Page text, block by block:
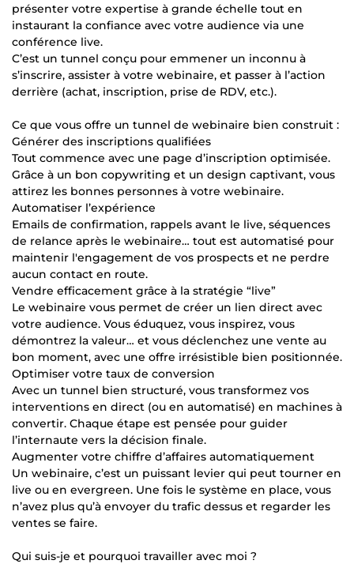
présenter votre expertise à grande échelle tout en
instaurant la confiance avec votre audience via une
conférence live.
C’est un tunnel conçu pour emmener un inconnu à
s’inscrire, assister à votre webinaire, et passer à l’action
derrière (achat, inscription, prise de RDV, etc.).
Ce que vous offre un tunnel de webinaire bien construit :
Générer des inscriptions qualifiées
Tout commence avec une page d’inscription optimisée.
Grâce à un bon copywriting et un design captivant, vous
attirez les bonnes personnes à votre webinaire.
Automatiser l’expérience
Emails de confirmation, rappels avant le live, séquences
de relance après le webinaire… tout est automatisé pour
maintenir l'engagement de vos prospects et ne perdre
aucun contact en route.
Vendre efficacement grâce à la stratégie “live”
Le webinaire vous permet de créer un lien direct avec
votre audience. Vous éduquez, vous inspirez, vous
démontrez la valeur… et vous déclenchez une vente au
bon moment, avec une offre irrésistible bien positionnée.
Optimiser votre taux de conversion
Avec un tunnel bien structuré, vous transformez vos
interventions en direct (ou en automatisé) en machines à
convertir. Chaque étape est pensée pour guider
l’internaute vers la décision finale.
Augmenter votre chiffre d’affaires automatiquement
Un webinaire, c’est un puissant levier qui peut tourner en
live ou en evergreen. Une fois le système en place, vous
n’avez plus qu’à envoyer du trafic dessus et regarder les
ventes se faire.
Qui suis-je et pourquoi travailler avec moi ?